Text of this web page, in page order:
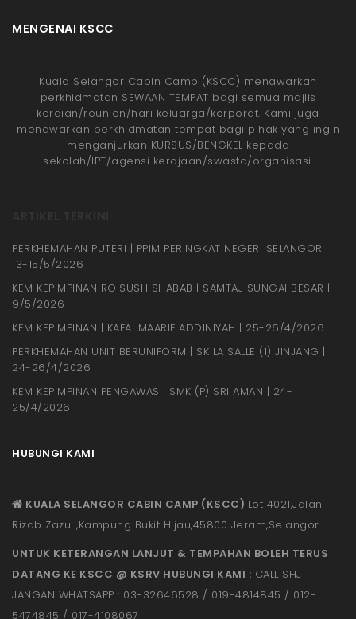
MENGENAI KSCC
Kuala Selangor Cabin Camp (KSCC) menawarkan
perkhidmatan SEWAAN TEMPAT bagi semua majlis
keraian/reunion/hari keluarga/korporat. Kami juga
menawarkan perkhidmatan tempat bagi pihak yang ingin
menganjurkan KURSUS/BENGKEL kepada
sekolah/IPT/agensi kerajaan/swasta/organisasi.
PERKHEMAHAN PUTERI | PPIM PERINGKAT NEGERI SELANGOR |
13-15/5/2026
KEM KEPIMPINAN ROISUSH SHABAB | SAMTAJ SUNGAI BESAR |
9/5/2026
KEM KEPIMPINAN | KAFAI MAARIF ADDINIYAH | 25-26/4/2026
PERKHEMAHAN UNIT BERUNIFORM | SK LA SALLE (1) JINJANG |
24-26/4/2026
KEM KEPIMPINAN PENGAWAS | SMK (P) SRI AMAN | 24-
25/4/2026
HUBUNGI KAMI
KUALA SELANGOR CABIN CAMP (KSCC) Lot 4021,Jalan
Rizab Zazuli,Kampung Bukit Hijau,45800 Jeram,Selangor
UNTUK KETERANGAN LANJUT & TEMPAHAN BOLEH TERUS
DATANG KE KSCC @ KSRV HUBUNGI KAMI : CALL SHJ
JANGAN WHATSAPP : 03-32646528 / 019-4814845 / 012-
5474845 / 017-4108067